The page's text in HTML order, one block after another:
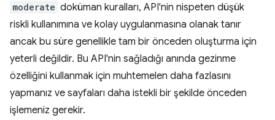
moderate doküman kuralları, API'nin nispeten düşük
riskli kullanımına ve kolay uygulanmasına olanak tanır
ancak bu süre genellikle tam bir önceden oluşturma için
yeterli değildir. Bu API'nin sağladığı anında gezinme
özelliğini kullanmak için muhtemelen daha fazlasını
yapmanız ve sayfaları daha istekli bir şekilde önceden
işlemeniz gerekir.